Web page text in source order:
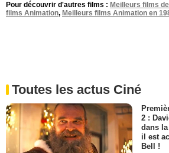
Pour découvrir d'autres films : Meilleurs films
films Animation, Meilleurs films Animation en
Toutes les actus Ciné
2 :
dans
il est
Bell !